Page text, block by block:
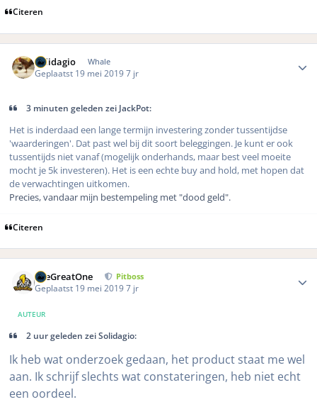
Citeren
Solidagio Whale
Geplaatst 19 mei 20197 jr
3 minuten geleden zei JackPot:
Het is inderdaad een lange termijn investering zonder tussentijdse
'waarderingen'. Dat past wel bij dit soort beleggingen. Je kunt er ook
tussentijds niet vanaf (mogelijk onderhands, maar best veel moeite
mocht je 5k investeren). Het is een echte buy and hold, met hopen dat
de verwachtingen uitkomen.
Precies, vandaar mijn bestempeling met "dood geld".
Citeren
TheGreatOne Pitboss
Geplaatst 19 mei 20197 jr
AUTEUR
2 uur geleden zei Solidagio:
Ik heb wat onderzoek gedaan, het product staat me wel
aan. Ik schrijf slechts wat constateringen, heb niet echt
een oordeel.